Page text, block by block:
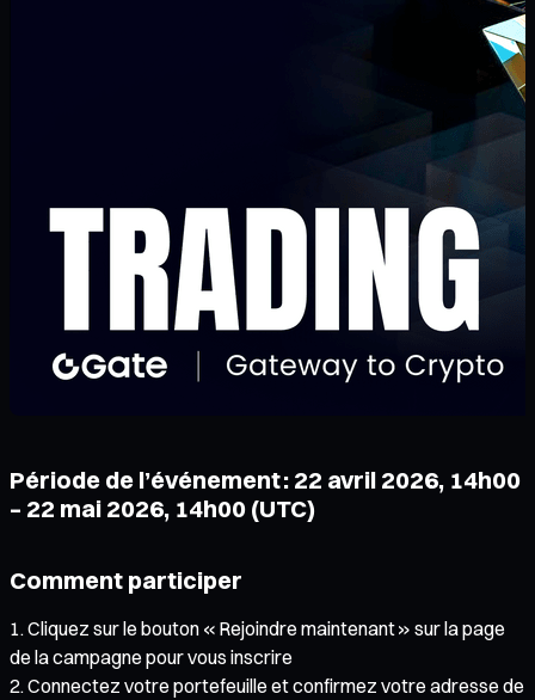
Période de l’événement : 22 avril 2026, 14h00
– 22 mai 2026, 14h00 (UTC)
Comment participer
Cliquez sur le bouton « Rejoindre maintenant » sur la page
de la campagne pour vous inscrire
Connectez votre portefeuille et confirmez votre adresse de